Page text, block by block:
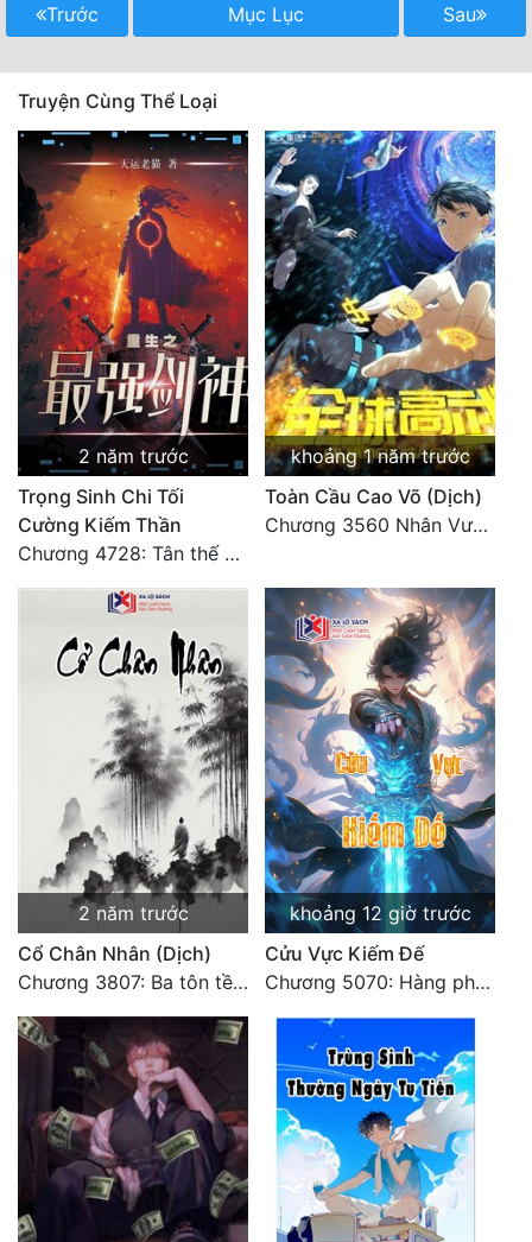
Đô Thị
Đông Phương Huyền Huyễn
Đồng Nhân
Cẩu Đạo Trường Sinh
Ngự Thú
Truyện Nam
Truyện Nữ
Vô Địch Lưu
Đam Mỹ
Tính Cách Nhân Vật :
Sát Phạt Quyết Đoán
Điềm Đạm
Trước Mục Lục Sau
Truyện Cùng Thể Loại
2 năm trước
Trọng Sinh Chi Tối
Cường Kiếm Thần
Chương 4728: Tân thế giới (đại kết cục) (10)
khoảng 1 năm trước
Toàn Cầu Cao Võ (Dịch)
Chương 3560 Nhân Vương trở về - END
2 năm trước
Cổ Chân Nhân (Dịch)
Chương 3807: Ba tôn tề công Thiên Đình (2)
khoảng 12 giờ trước
Cửu Vực Kiếm Đế
Chương 5070: Hàng phục Nữ đế